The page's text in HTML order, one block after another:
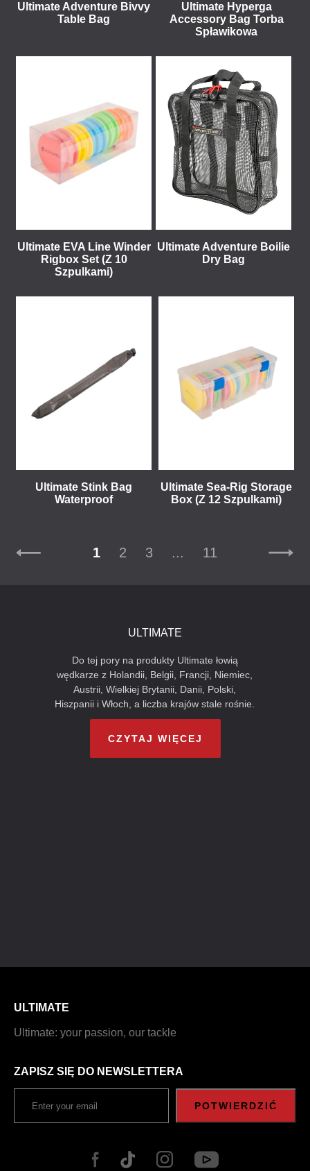
Ultimate Adventure Bivvy
Table Bag
Ultimate Hyperga
Accessory Bag Torba
Spławikowa
Ultimate EVA Line Winder
Rigbox Set (Z 10
Szpulkami)
Ultimate Adventure Boilie
Dry Bag
Ultimate Stink Bag
Waterproof
Ultimate Sea-Rig Storage
Box (Z 12 Szpulkami)
1 2 3 ... 11
ULTIMATE
Do tej pory na produkty Ultimate łowią
wędkarze z Holandii, Belgii, Francji, Niemiec,
Austrii, Wielkiej Brytanii, Danii, Polski,
Hiszpanii i Włoch, a liczba krajów stale rośnie.
CZYTAJ WIĘCEJ
ULTIMATE
Ultimate: your passion, our tackle
ZAPISZ SIĘ DO NEWSLETTERA
POTWIERDZIĆ